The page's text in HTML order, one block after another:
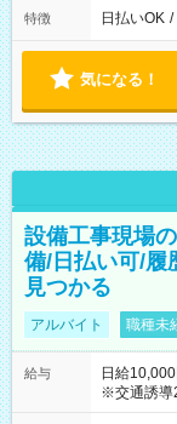
特徴 日払いOK /
気になる！
設備工事現場
備/日払い可/履
見つかる
アルバイト 職種未
給与
日給
※交通誘導
【試用期